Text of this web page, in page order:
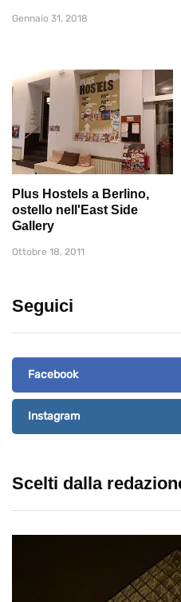
Gennaio 31, 2018
Plus Hostels a Berlino,
ostello nell'East Side
Gallery
Ottobre 18, 2011
Seguici
Facebook
Instagram
Scelti dalla